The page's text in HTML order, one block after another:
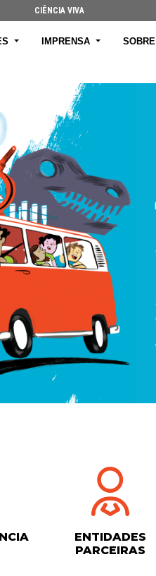
CIÊNCIA VIVA
IMPRENSA SOBRE
ENTIDADES
PARCEIRAS